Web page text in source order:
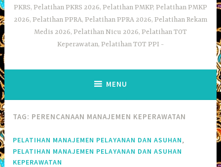
PKRS, Pelatihan PKRS 2026, Pelatihan PMKP, Pelatihan PMKP
2026, Pelatihan PPRA, Pelatihan PPRA 2026, Pelatihan Rekam
Medis 2026, Pelatihan Nicu 2026, Pelatihan TOT
Keperawatan, Pelatihan TOT PPI
MENU
TAG: PERENCANAAN MANAJEMEN KEPERAWATAN
PELATIHAN MANAJEMEN PELAYANAN DAN ASUHAN
PELATIHAN MANAJEMEN PELAYANAN DAN ASUHAN
KEPERAWATAN